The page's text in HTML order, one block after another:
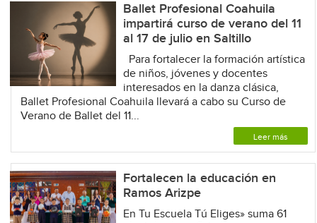
Ballet Profesional Coahuila
impartirá curso de verano del 11
al 17 de julio en Saltillo
Para fortalecer la formación artística
de niños, jóvenes y docentes
interesados en la danza clásica,
Ballet Profesional Coahuila llevará a cabo su Curso de
Verano de Ballet del 11...
Leer más
Fortalecen la educación en
Ramos Arizpe
En Tu Escuela Tú Eliges» suma 61